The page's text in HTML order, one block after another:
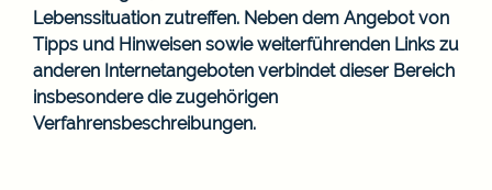
Lebenssituation zutreffen. Neben dem Angebot von
Tipps und Hinweisen sowie weiterführenden Links zu
anderen Internetangeboten verbindet dieser Bereich
insbesondere die zugehörigen
Verfahrensbeschreibungen.